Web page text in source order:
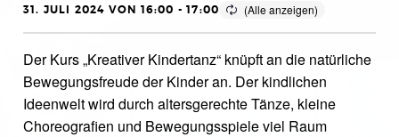
31. JULI 2024 VON 16:00 -17:00
Der Kurs „Kreativer Kindertanz“ knüpft an die natürliche
Bewegungsfreude der Kinder an. Der kindlichen
Ideenwelt wird durch altersgerechte Tänze, kleine
Choreografien und Bewegungsspiele viel Raum